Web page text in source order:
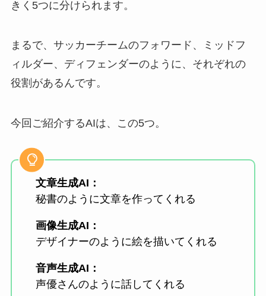
きく5つに分けられます。
まるで、サッカーチームのフォワード、ミッドフ
ィルダー、ディフェンダーのように、それぞれの
役割があるんです。
今回ご紹介するAIは、この5つ。
文章生成AI：
秘書のように文章を作ってくれる
画像生成AI：
デザイナーのように絵を描いてくれる
音声生成AI：
声優さんのように話してくれる